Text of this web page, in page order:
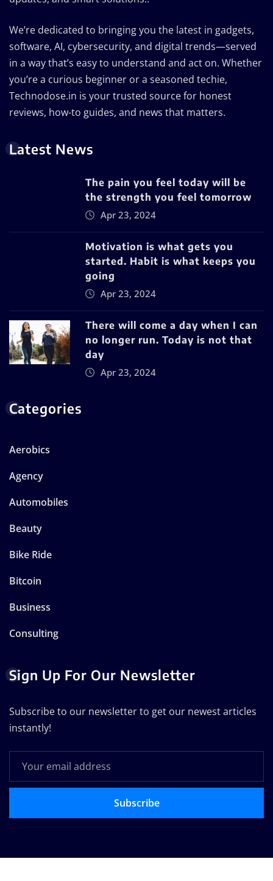
We’re dedicated to bringing you the latest in gadgets,
software, AI, cybersecurity, and digital trends—served
in a way that’s easy to understand and act on. Whether
you’re a curious beginner or a seasoned techie,
Technodose.in is your trusted source for honest
reviews, how-to guides, and news that matters.
Latest News
The pain you feel today will be
the strength you feel tomorrow
Apr 23, 2024
Motivation is what gets you
started. Habit is what keeps you
going
Apr 23, 2024
There will come a day when I can
no longer run. Today is not that
day
Apr 23, 2024
Categories
Aerobics
Agency
Automobiles
Beauty
Bike Ride
Bitcoin
Business
Consulting
Sign Up For Our Newsletter
Subscribe to our newsletter to get our newest articles
instantly!
Subscribe